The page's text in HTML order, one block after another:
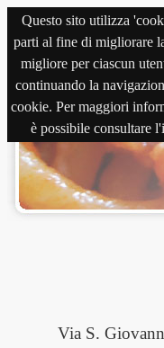
Questo sito utilizza
parti al fine di migliorare
migliore per ciascun
continuando la
cookie. Per maggiori
è possibile consultare
Via S.